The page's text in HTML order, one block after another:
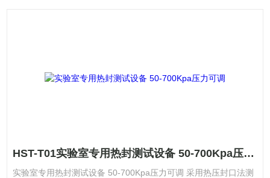
HST-T01实验室专用热封测试设备 50-700Kpa压力可调
实验室专用热封测试设备 50-700Kpa压力可调 采用热压封口法测